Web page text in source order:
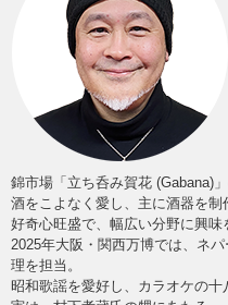
錦市場「立ち呑み賀花 (Gabana)
酒をこよなく愛し、主に酒器を制
好奇心旺盛で、幅広い分野に興味
2025年大阪・関西万博では、ネ
理を担当。
昭和歌謡を愛好し、カラオケの十